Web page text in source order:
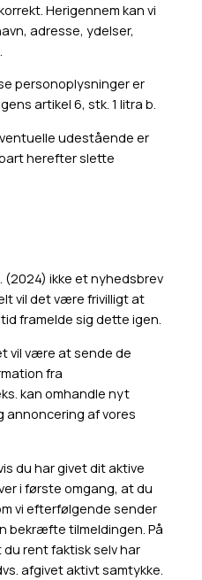
Herigennem kan vi
adresse, ydelser,
personoplysninger er
artikel 6, stk. 1 litra b.
udestående er
herefter slette
(2024) ikke et nyhedsbrev
vil det være frivilligt at
framelde sig dette igen.
vil være at sende de
fra
kan omhandle nyt
annoncering af vores
du har givet dit aktive
i første omgang, at du
vi efterfølgende sender
bekræfte tilmeldingen. På
du rent faktisk selv har
afgivet aktivt samtykke.